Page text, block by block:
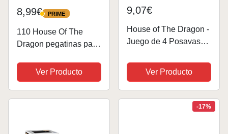
8,99€ PRIME
PRIME
110 House Of The
Dragon pegatinas para
pegatinas geniales
para adolescentes,
niños, monopatín,
Ver Producto
9,07€
House of The Dragon -
Juego de 4 Posavasos
de Corcho
Antideslizante,
Producto de Juego de
Ver Producto
-17%